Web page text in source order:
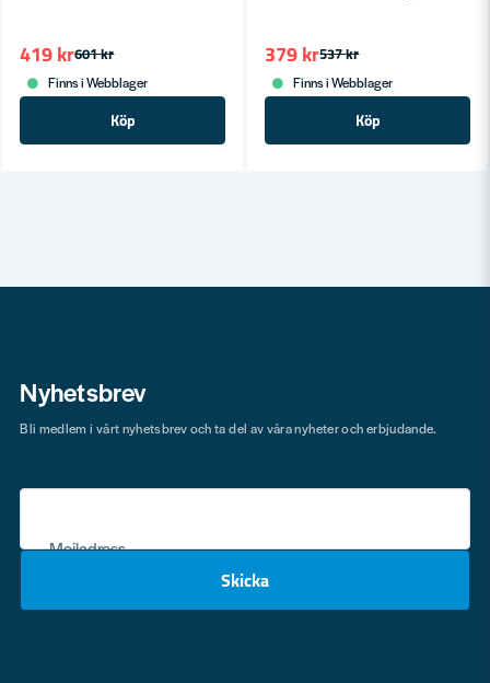
601 kr
419 kr
Finns i Webblager
Köp
537 kr
379 kr
Finns i Webblager
Köp
Nyhetsbrev
Mejladress
Skicka
Bli medlem i vårt nyhetsbrev och ta del av våra nyheter och erbjudande.